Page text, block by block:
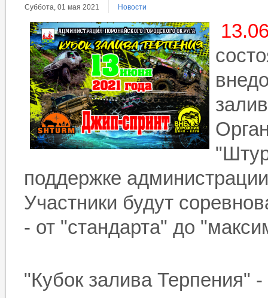
Суббота, 01 мая 2021 Новости
поддержке
Участники будут
- от "стандарта" до
"Кубок залива Терпения"